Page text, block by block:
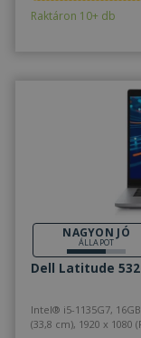
Raktáron 10+ db
NAGYON JÓ
ÁLLAPOT
Dell Latitude
Intel® i5-1135G7, 16GB LPDDR4 Onboard RAM, 256GB (M.2) SSD, 13,3"